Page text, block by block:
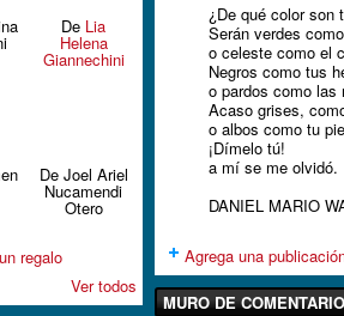
De Lia
Helena
Giannechini
De Joel Ariel
Nucamendi
Otero
regalo
Ver todos
¿De qué color son
Serán verdes
o celeste como el
Negros como tus
o pardos como las
Acaso grises,
o albos como tu
¡Dímelo tú!
a mí se me olvidó.
DANIEL MARIO
Agrega una
MURO DE